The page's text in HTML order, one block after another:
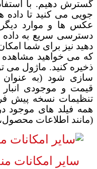
گسترش دهیم. با
جویی می کنید تا
عکس ها و موارد دیگر
دسترسی سریع به داده
دهید نیز برای شما
که می خواهید مشاهده
ذخیره کنید. ماژول می
سازی شود (به عنوان
قیمت و موجودی انبار
تنظیمات نسخه پیش
همه فیلد های موجود
(مانند اطلاعات
سایر امکانات